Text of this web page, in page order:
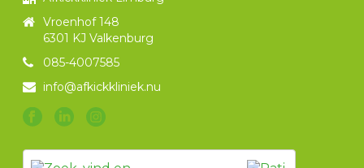
Vroenhof 148
6301 KJ Valkenburg
085-4007585
info@afkickkliniek.nu